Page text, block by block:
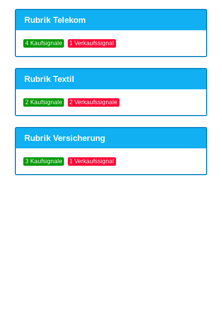
Rubrik Telekom
4 Kaufsignale 1 Verkaufssignal
Rubrik Textil
2 Kaufsignale 2 Verkaufssignale
Rubrik Versicherung
3 Kaufsignale 1 Verkaufssignal